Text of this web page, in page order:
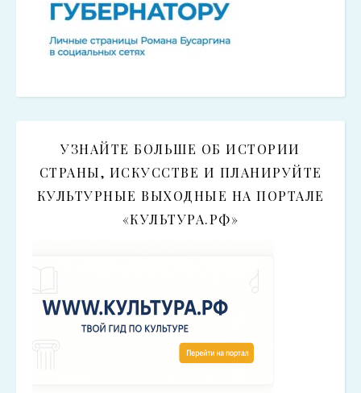
УЗНАЙТЕ БОЛЬШЕ ОБ ИСТОРИИ
СТРАНЫ, ИСКУССТВЕ И ПЛАНИРУЙТЕ
КУЛЬТУРНЫЕ ВЫХОДНЫЕ НА ПОРТАЛЕ
«КУЛЬТУРА.РФ»